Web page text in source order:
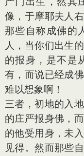
像，于摩耶夫人
那些自称成佛的
人，当你们出生
的报身，是不是
有，而说已经成
难以想象啊！
三者，初地的入
的庄严报身佛，
的他受用身，未
见得。然而那些